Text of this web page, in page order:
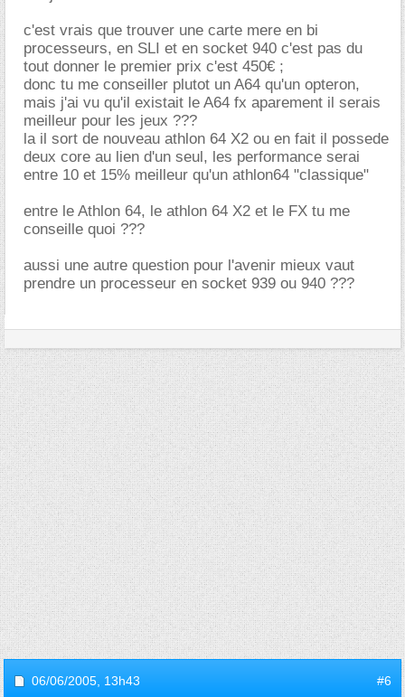
c'est vrais que trouver une carte mere en bi
processeurs, en SLI et en socket 940 c'est pas du
tout donner le premier prix c'est 450€ ;
donc tu me conseiller plutot un A64 qu'un opteron,
mais j'ai vu qu'il existait le A64 fx aparement il serais
meilleur pour les jeux ???
la il sort de nouveau athlon 64 X2 ou en fait il possede
deux core au lien d'un seul, les performance serai
entre 10 et 15% meilleur qu'un athlon64 "classique"
entre le Athlon 64, le athlon 64 X2 et le FX tu me
conseille quoi ???
aussi une autre question pour l'avenir mieux vaut
prendre un processeur en socket 939 ou 940 ???
06/06/2005, 13h43 #6